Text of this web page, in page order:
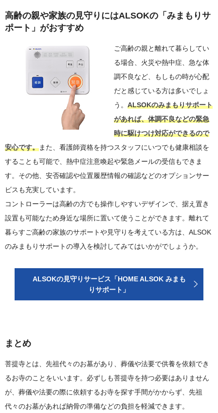
高齢の親や家族の見守りにはALSOKの「みまもりサ
ポート」がおすすめ
ご高齢の親と離れて暮らしてい
る場合、火災や熱中症、急な体
調不良など、もしもの時が心配
だと感じている方は多いでしょ
う。 ALSOKのみまもりサポート
があれば、体調不良などの緊急
時に駆けつけ対応ができるので
安心です。また、看護師資格を持つスタッフにいつでも健康相談を
することも可能で、熱中症注意喚起や緊急メールの受信もできま
す。その他、安否確認や位置履歴情報の確認などのオプションサー
ビスも充実しています。
コントローラーは高齢の方でも操作しやすいデザインで、据え置き
設置も可能なため身近な場所に置いて使うことができます。離れて
暮らすご高齢の家族のサポートや見守りを考えている方は、ALSOK
のみまもりサポートの導入を検討してみてはいかがでしょうか。
ALSOKの見守りサービス「HOME ALSOK みまも
りサポート」
まとめ
菩提寺とは、先祖代々のお墓があり、葬儀や法要で供養を依頼でき
るお寺のことをいいます。必ずしも菩提寺を持つ必要はありません
が、葬儀や法要の際に依頼するお寺を探す手間がかからず、先祖
代々のお墓があれば納骨の準備などの負担を軽減できます。